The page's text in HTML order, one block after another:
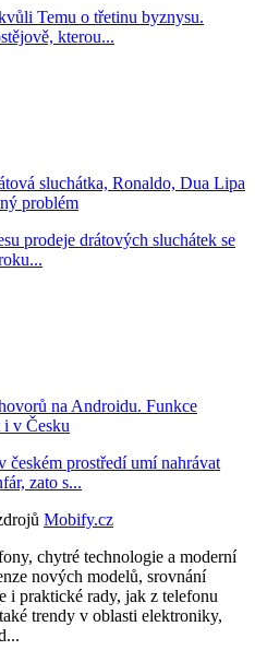
Temu o třetinu byznysu.
kterou...
sluchátka, Ronaldo, Dua Lipa
problém
prodeje drátových sluchátek se
na Androidu. Funkce
v Česku
prostředí umí nahrávat
zato s...
Mobify.cz
chytré technologie a moderní
nových modelů, srovnání
i praktické rady, jak z telefonu
trendy v oblasti elektroniky,